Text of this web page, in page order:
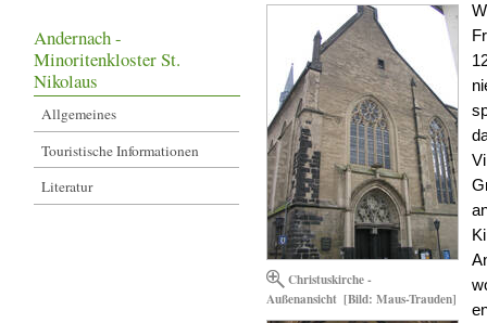
Andernach -
Minoritenkloster St.
Nikolaus
Allgemeines
Touristische Informationen
Literatur
Christuskirche -
Außenansicht [Bild: Maus-Trauden]